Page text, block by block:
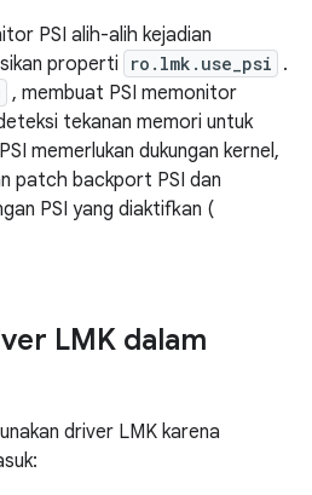
PSI alih-alih kejadian
properti ro.lmk.use_psi .
, membuat PSI memonitor
tekanan memori untuk
memerlukan dukungan kernel,
patch backport PSI dan
PSI yang diaktifkan (
LMK dalam
driver LMK karena